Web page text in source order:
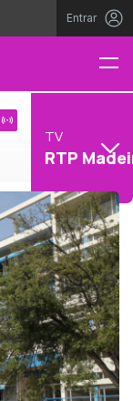
Entrar
TV
RTP